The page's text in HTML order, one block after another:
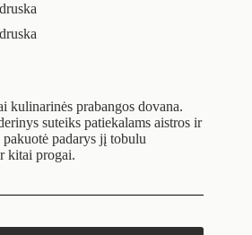
kulinarinės prabangos dovana.
suteiks patiekalams aistros ir
padarys jį tobulu
kitai progai.